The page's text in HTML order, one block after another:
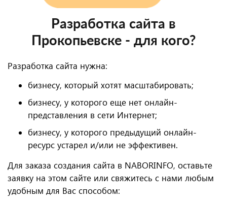
Разработка сайта в
Прокопьевске - для кого?
Разработка сайта нужна:
бизнесу, который хотят масштабировать;
бизнесу, у которого еще нет онлайн-
представления в сети Интернет;
бизнесу, у которого предыдущий онлайн-
ресурс устарел и/или не эффективен.
Для заказа создания сайта в NABORINFO, оставьте
заявку на этом сайте или свяжитесь с нами любым
удобным для Вас способом: